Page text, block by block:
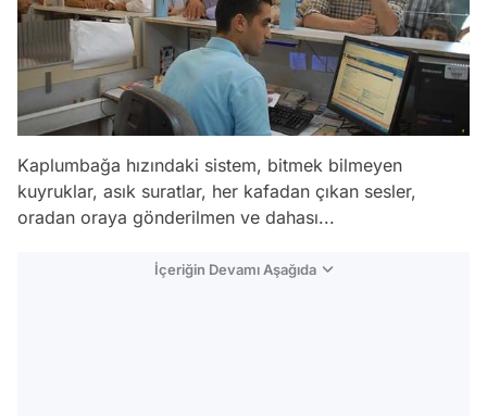
Kaplumbağa hızındaki sistem, bitmek bilmeyen
kuyruklar, asık suratlar, her kafadan çıkan sesler,
oradan oraya gönderilmen ve dahası...
İçeriğin Devamı Aşağıda